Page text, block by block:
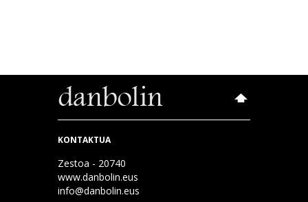
KONTAKTUA
Zestoa - 20740
www.danbolin.eus
info@danbolin.eus